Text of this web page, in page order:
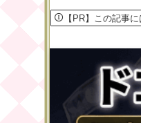
【PR】この記事